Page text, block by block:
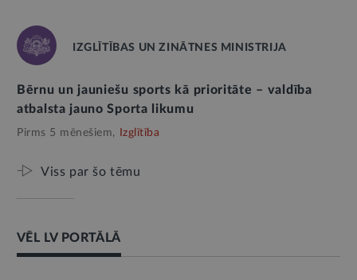
IZGLĪTĪBAS UN ZINĀTNES MINISTRIJA
Bērnu un jauniešu sports kā prioritāte – valdība
atbalsta jauno Sporta likumu
Pirms 5 mēnešiem, Izglītība
Viss par šo tēmu
VĒL LV PORTĀLĀ
AMATPERSONAS RUNA